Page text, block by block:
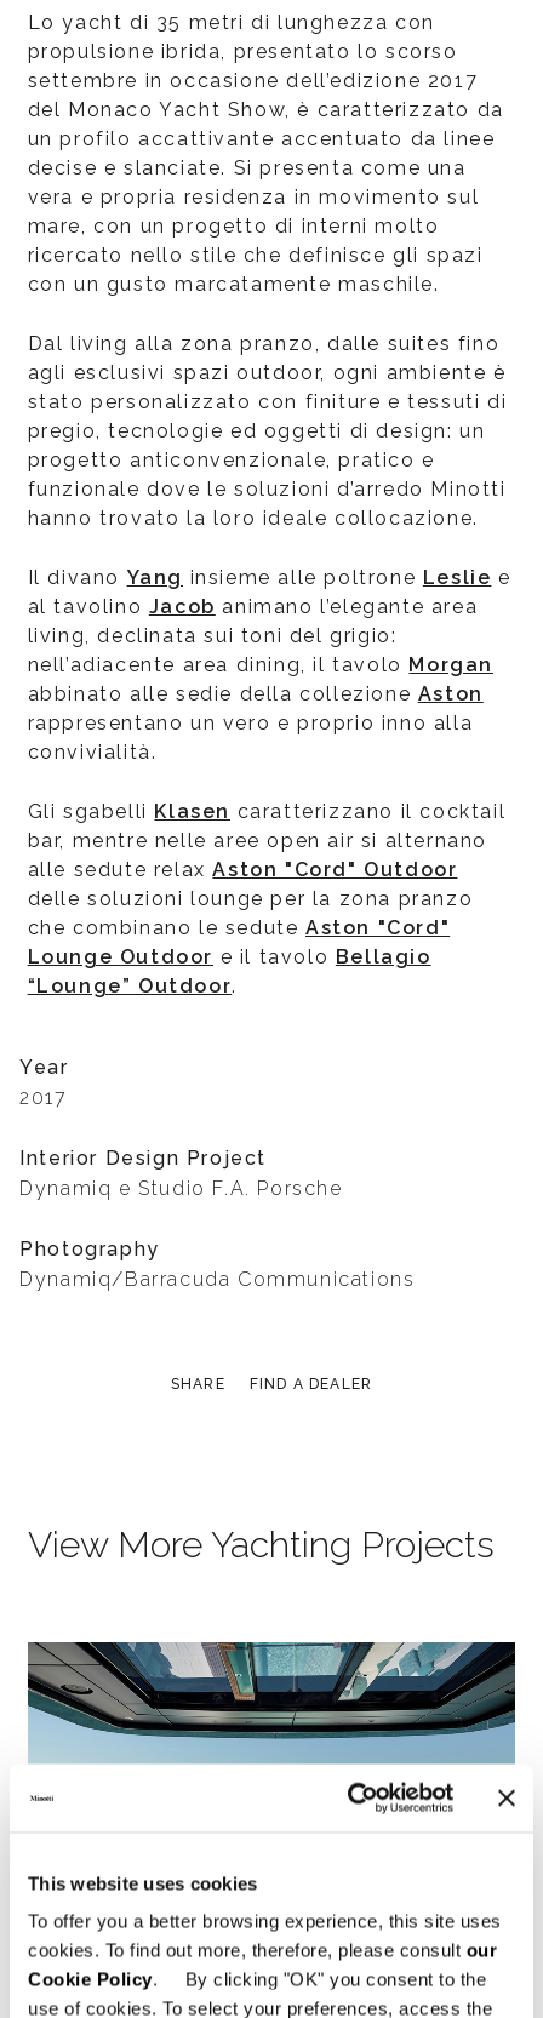
This website uses cookies
To offer you a better browsing experience, this site uses
cookies. To find out more, therefore, please consult our
Cookie Policy. By clicking "OK" you consent to the
use of cookies. To select your preferences, access the
Lo yacht di 35 metri di lunghezza con
propulsione ibrida, presentato lo scorso
settembre in occasione dell’edizione 2017
del Monaco Yacht Show, è caratterizzato da
un profilo accattivante accentuato da linee
decise e slanciate. Si presenta come una
vera e propria residenza in movimento sul
mare, con un progetto di interni molto
ricercato nello stile che definisce gli spazi
con un gusto marcatamente maschile.
Dal living alla zona pranzo, dalle suites fino
agli esclusivi spazi outdoor, ogni ambiente è
stato personalizzato con finiture e tessuti di
pregio, tecnologie ed oggetti di design: un
progetto anticonvenzionale, pratico e
funzionale dove le soluzioni d’arredo Minotti
hanno trovato la loro ideale collocazione.
Il divano Yang insieme alle poltrone Leslie e
al tavolino Jacob animano l’elegante area
living, declinata sui toni del grigio:
nell’adiacente area dining, il tavolo Morgan
abbinato alle sedie della collezione Aston
rappresentano un vero e proprio inno alla
convivialità.
Gli sgabelli Klasen caratterizzano il cocktail
bar, mentre nelle aree open air si alternano
alle sedute relaxAston "Cord " Outdoor
delle soluzioni lounge per la zona pranzo
che combinano le sedute Aston "Cord"
Lounge Outdoor e il tavolo Bellagio
“Lounge” Outdoor.
Year
2017
Interior Design Project
Dynamiq e Studio F.A. Porsche
Photography
Dynamiq/Barracuda Communications
SHARE FIND A DEALER
View More Yachting Projects